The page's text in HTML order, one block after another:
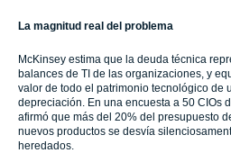
La magnitud real del problema
McKinsey estima que la deuda técnica
balances de TI de las organizaciones, y
valor de todo el patrimonio tecnológico de
depreciación. En una encuesta a 50 CIOs
afirmó que más del 20% del presupuesto
nuevos productos se desvía
heredados.